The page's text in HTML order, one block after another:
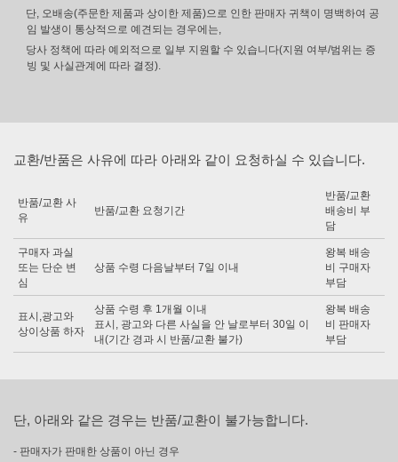
단, 오배송(주문한 제품과 상이한 제품)으로 인한 판매자 귀책이 명백하여 공
임 발생이 통상적으로 예견되는 경우에는,
당사 정책에 따라 예외적으로 일부 지원할 수 있습니다(지원 여부/범위는 증
빙 및 사실관계에 따라 결정).
교환/반품은 사유에 따라 아래와 같이 요청하실 수 있습니다.
반품/교환 사
유
반품/교환 요청기간
반품/교환
배송비 부
담
구매자 과실
또는 단순 변
심
상품 수령 다음날부터 7일 이내
왕복 배송
비 구매자
부담
표시,광고와
상이상품 하자
상품 수령 후 1개월 이내
표시, 광고와 다른 사실을 안 날로부터 30일 이
내(기간 경과 시 반품/교환 불가)
왕복 배송
비 판매자
부담
단, 아래와 같은 경우는 반품/교환이 불가능합니다.
- 판매자가 판매한 상품이 아닌 경우